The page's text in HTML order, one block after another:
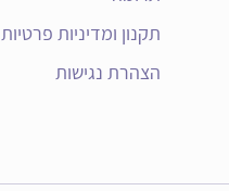
תקנון ומדיניות פרטיות
הצהרת נגישות